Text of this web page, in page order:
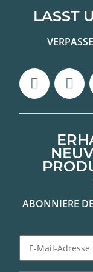
LASST
ABONNIERE